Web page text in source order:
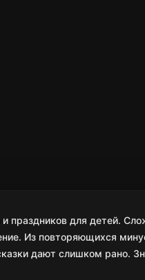
праздников для детей.
Из повторяющихся
дают слишком рано.